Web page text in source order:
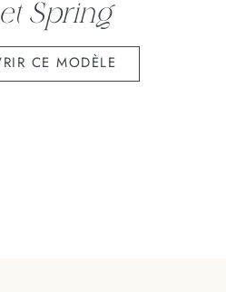
Spring
CE MODÈLE